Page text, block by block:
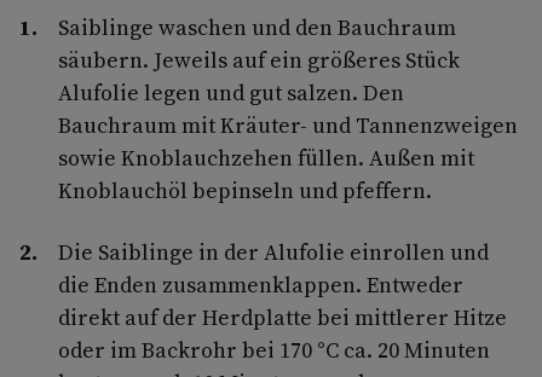
Saiblinge waschen und den Bauchraum
säubern. Jeweils auf ein größeres Stück
Alufolie legen und gut salzen. Den
Bauchraum mit Kräuter- und Tannenzweigen
sowie Knoblauchzehen füllen. Außen mit
Knoblauchöl bepinseln und pfeffern.
Die Saiblinge in der Alufolie einrollen und
die Enden zusammenklappen. Entweder
direkt auf der Herdplatte bei mittlerer Hitze
oder im Backrohr bei 170 °C ca. 20 Minuten